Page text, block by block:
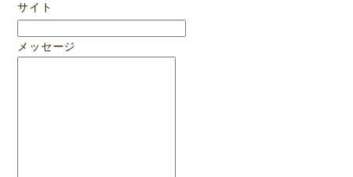
サイト
メッセージ